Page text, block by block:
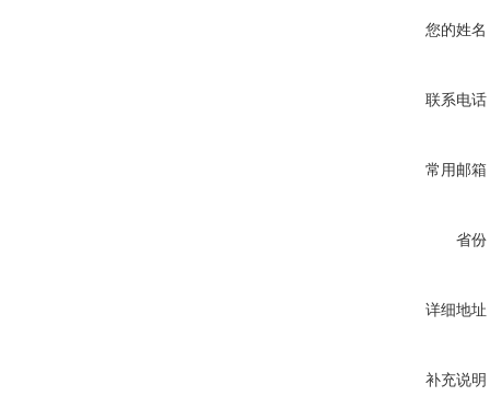
您的姓名
联系电话
常用邮箱
省份
详细地址
补充说明